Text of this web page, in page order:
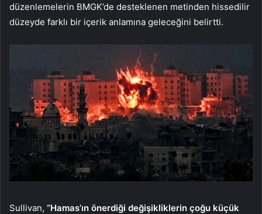
düzenlemelerin BMGK’de desteklenen metinden hissedilir
düzeyde farklı bir içerik anlamına geleceğini belirtti.
Sullivan, “Hamas’ın önerdiği değişikliklerin çoğu küçük